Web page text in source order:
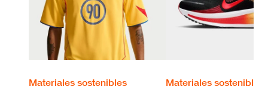
Materiales sostenibles
Materiales sostenibles